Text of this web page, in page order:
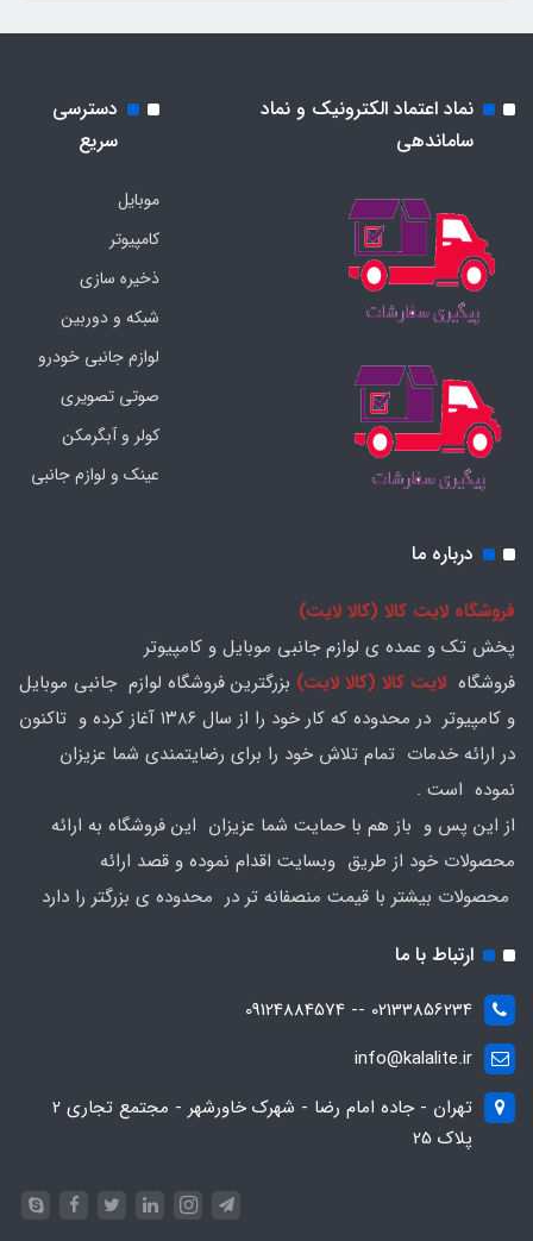
نماد اعتماد الکترونیک و نماد
ساماندهی
دسترسی
سریع
موبایل
کامپیوتر
ذخیره سازی
شبکه و دوربین
لوازم جانبی خودرو
صوتی تصویری
کولر و آبگرمکن
عینک و لوازم جانبی
درباره ما
فروشگاه لایت کالا (کالا لایت)
پخش تک و عمده ی لوازم جانبی موبایل و کامپیوتر
فروشگاه لایت کالا (کالا لایت) بزرگترین فروشگاه لوازم جانبی موبایل
و کامپیوتر در محدوده که کار خود را از سال ۱۳۸۶ آغاز کرده و تاکنون
در ارائه خدمات تمام تلاش خود را برای رضایتمندی شما عزیزان
نموده است .
از این پس و باز هم با حمایت شما عزیزان این فروشگاه به ارائه
محصولات خود از طریق وبسایت اقدام نموده و قصد ارائه
محصولات بیشتر با قیمت منصفانه تر در محدوده ی بزرگتر را دارد
ارتباط با ما
02133856234 -- 09124884574
info@kalalite.ir
تهران - جاده امام رضا - شهرک خاورشهر - مجتمع تجاری 2
پلاک 25